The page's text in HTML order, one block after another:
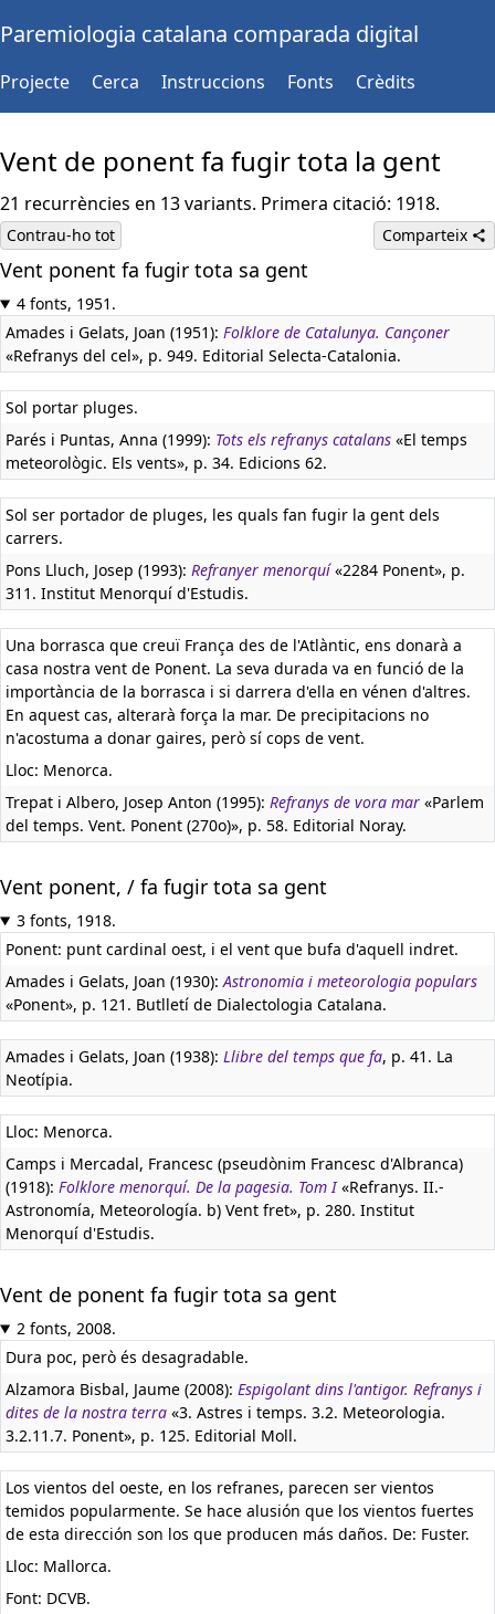
Paremiologia catalana comparada digital
Projecte Cerca Instruccions Fonts Crèdits
Vent de ponent fa fugir tota la gent
21 recurrències en 13 variants. Primera citació: 1918.
Contrau-ho tot Comparteix
Vent ponent fa fugir tota sa gent
4 fonts, 1951.
Amades i Gelats, Joan (1951): Folklore de Catalunya. Cançoner
«Refranys del cel», p. 949. Editorial Selecta-Catalonia.
Sol portar pluges.
Parés i Puntas, Anna (1999): Tots els refranys catalans «El temps
meteorològic. Els vents», p. 34. Edicions 62.
Sol ser portador de pluges, les quals fan fugir la gent dels
carrers.
Pons Lluch, Josep (1993): Refranyer menorquí«2284 Ponent», p.
311. Institut Menorquí d'Estudis.
Una borrasca que creuï França des de l'Atlàntic, ens donarà a
casa nostra vent de Ponent. La seva durada va en funció de la
importància de la borrasca i si darrera d'ella en vénen d'altres.
En aquest cas, alterarà força la mar. De precipitacions no
n'acostuma a donar gaires, però sí cops de vent.
Lloc: Menorca.
Trepat i Albero, Josep Anton (1995): Refranys de vora mar «Parlem
del temps. Vent. Ponent (270o)», p. 58. Editorial Noray.
Vent ponent, / fa fugir tota sa gent
3 fonts, 1918.
Ponent: punt cardinal oest, i el vent que bufa d'aquell indret.
Amades i Gelats, Joan (1930):Astronomia i meteorologia populars
«Ponent», p. 121. Butlletí de Dialectologia Catalana.
Amades i Gelats, Joan (1938): Llibre del temps que fa, p. 41. La
Neotípia.
Lloc: Menorca.
Camps i Mercadal, Francesc (pseudònim Francesc d'Albranca)
(1918): Folklore menorquí. De la pagesia. Tom I«Refranys. II.-
Astronomía, Meteorología. b) Vent fret», p. 280. Institut
Menorquí d'Estudis.
Vent de ponent fa fugir tota sa gent
2 fonts, 2008.
Dura poc, però és desagradable.
Alzamora Bisbal, Jaume (2008): Espigolant dins l'antigor. Refranys i
dites de la nostra terra «3. Astres i temps. 3.2. Meteorologia.
3.2.11.7. Ponent», p. 125. Editorial Moll.
Los vientos del oeste, en los refranes, parecen ser vientos
temidos popularmente. Se hace alusión que los vientos fuertes
de esta dirección son los que producen más daños. De: Fuster.
Lloc: Mallorca.
Font: DCVB.